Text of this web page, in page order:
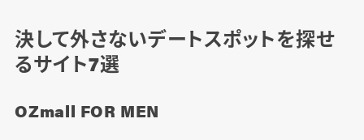
決して外さないデートスポットを探せ
るサイト7選
OZmall FOR MEN